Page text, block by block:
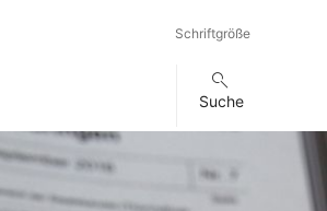
Schriftgröße
Suche